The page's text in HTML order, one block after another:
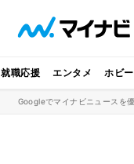
就職応援 エンタメ ホビー
Googleでマイナビニュースを